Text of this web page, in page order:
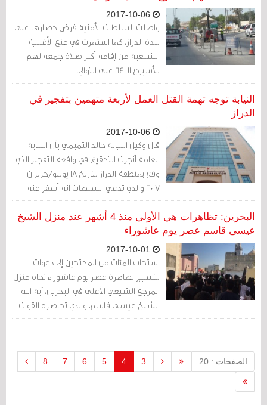
واصلت السلطات الأمنية فرض حصارها على
بلدة الدراز، كما استمرت في منع الأغلبية
الشيعية من إقامة أكبر صلاة جمعة لهم
للأسبوع الـ 64 على التوالي.
النيابة توجه تهمة القتل العمل لأربعة متهمين بتفجير في
الدراز
قال وكيل النيابة خالد التميمي بأن النيابة
العامة أنجزت التحقيق في واقعة التفجير الذي
وقع بمنطقة الدراز بتاريخ 18 يونيو/حزيران
2017 والذي تدعي السلطات أنه أسفر عنه
مقتل أحد أفراد الشرطة وإصابة آخرين.
البحرين: تظاهرات هي الأولى منذ 4 أشهر عند منزل الشيخ
عيسى قاسم عصر يوم عاشوراء
استجاب المئات من المحتجين إلى دعوات
لتسيير تظاهرة عصر يوم عاشوراء تجاه منزل
المرجع الشيعي الأعلى في البحرين، آية الله
الشيخ عيسى قاسم، والذي تحاصره القوات
الأمنية منذ 23 مايو/أيار 2017.
الصفحات : 20 3
4
5
6
7
8